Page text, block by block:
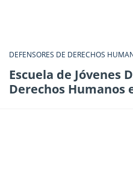
DEFENSORES DE DERECHOS
Escuela de Jóvenes
Derechos Humanos